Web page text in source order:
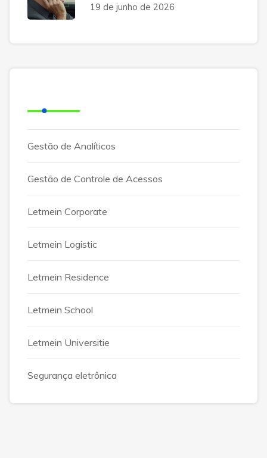
19 de junho de 2026
Gestão de Analíticos
Gestão de Controle de Acessos
Letmein Corporate
Letmein Logistic
Letmein Residence
Letmein School
Letmein Universitie
Segurança eletrônica